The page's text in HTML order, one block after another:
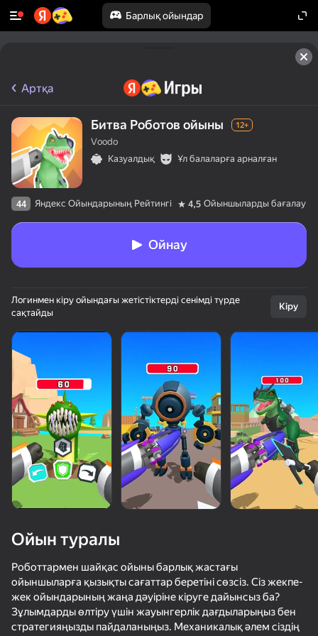
Барлық ойындар
50+ топ ойындар, оларды ойнайды
тіпті «ойнамайтын» адамдар да
Выстрел Снайпера
53
Эпическая Ярость!
71
Спаси Мемы 3D
63 59
Артқа
Битва Роботов ойыны 12+
Voodo
Казуалдық
Ұл балаларға арналған
44 Яндекс Ойындарының Рейтингі 4,5 Ойыншыларды бағалау
Ойнау
Логинмен кіру ойындағы жетістіктерді сенімді түрде
сақтайды
Кіру
Ойын туралы
Роботтармен шайқас ойыны барлық жастағы
ойыншыларға қызықты сағаттар беретіні сөзсіз. Сіз жекпе-
жек ойындарының жаңа дәуіріне кіруге дайынсыз ба?
Зұлымдарды өлтіру үшін жауынгерлік дағдыларыңыз бен
стратегияңызды пайдаланыңыз. Механикалық әлем сіздің